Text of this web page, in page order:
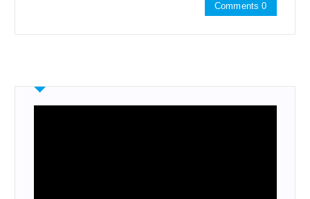
Comments 0